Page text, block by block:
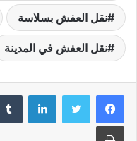
نقل العفش بسلاسة
نقل العفش في المدينة
لينكدإن
طباعة